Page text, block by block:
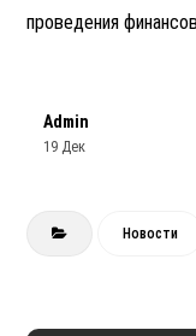
проведения
Admin
19 Дек
Новости